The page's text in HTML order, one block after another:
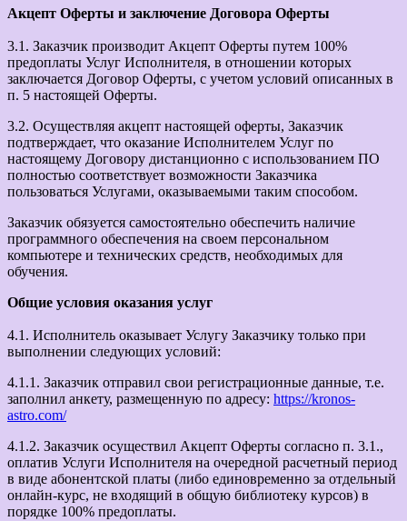
Акцепт Оферты и заключение Договора Оферты
3.1. Заказчик производит Акцепт Оферты путем 100%
предоплаты Услуг Исполнителя, в отношении которых
заключается Договор Оферты, с учетом условий описанных в
п. 5 настоящей Оферты.
3.2. Осуществляя акцепт настоящей оферты, Заказчик
подтверждает, что оказание Исполнителем Услуг по
настоящему Договору дистанционно с использованием ПО
полностью соответствует возможности Заказчика
пользоваться Услугами, оказываемыми таким способом.
Заказчик обязуется самостоятельно обеспечить наличие
программного обеспечения на своем персональном
компьютере и технических средств, необходимых для
обучения.
Общие условия оказания услуг
4.1. Исполнитель оказывает Услугу Заказчику только при
выполнении следующих условий:
4.1.1. Заказчик отправил свои регистрационные данные, т.е.
заполнил анкету, размещенную по адресу: https://kronos-
astro.com/
4.1.2. Заказчик осуществил Акцепт Оферты согласно п. 3.1.,
оплатив Услуги Исполнителя на очередной расчетный период
в виде абонентской платы (либо единовременно за отдельный
онлайн-курс, не входящий в общую библиотеку курсов) в
порядке 100% предоплаты.